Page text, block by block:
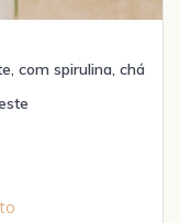
com spirulina, chá